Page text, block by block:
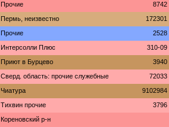
Прочие 8742
Пермь, неизвестно 172301
Прочие 2528
Интерсолли Плюс 310-09
Приют в Бурцево 3940
Сверд. область: прочие служебные 72033
Чиатура 9102984
Тихвин прочие 3796
Кореновский р-н